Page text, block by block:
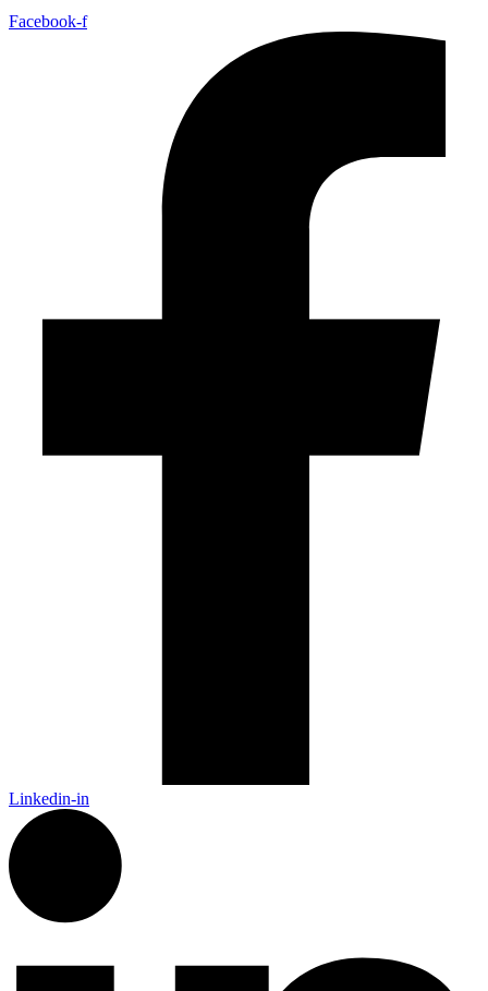
Facebook-f
Linkedin-in